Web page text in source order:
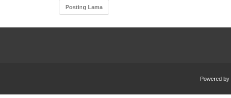
Posting Lama
Powered by